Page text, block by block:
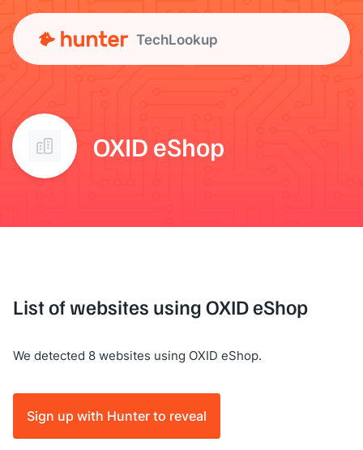
TechLookup
OXID eShop
List of websites using OXID eShop
We detected 8 websites using OXID eShop.
Sign up with Hunter to reveal